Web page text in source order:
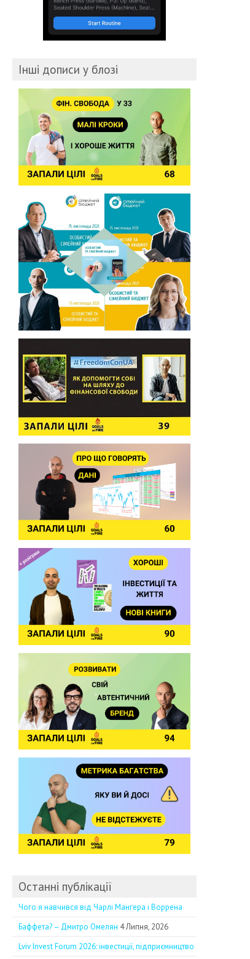
Інші дописи у блозі
Останні публікації
Чого я навчився від Чарлі Мангера і Воррена
Баффета? – Дмитро Омелян 4 Липня, 2026
Lviv Invest Forum 2026: інвестиції, підприємництво